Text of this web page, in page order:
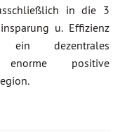
in die 3
u. Effizienz
dezentrales
enorme positive